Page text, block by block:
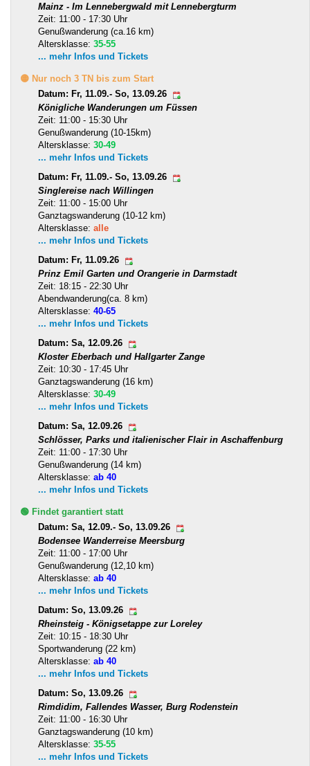
Mainz - Im Lennebergwald mit Lennebergturm
Zeit: 11:00 - 17:30 Uhr
Genußwanderung (ca.16 km)
Altersklasse: 35-55
... mehr Infos und Tickets
🟡 Nur noch 3 TN bis zum Start
Datum: Fr, 11.09.- So, 13.09.26
Königliche Wanderungen um Füssen
Zeit: 11:00 - 15:30 Uhr
Genußwanderung (10-15km)
Altersklasse: 30-49
... mehr Infos und Tickets
Datum: Fr, 11.09.- So, 13.09.26
Singlereise nach Willingen
Zeit: 11:00 - 15:00 Uhr
Ganztagswanderung (10-12 km)
Altersklasse: alle
... mehr Infos und Tickets
Datum: Fr, 11.09.26
Prinz Emil Garten und Orangerie in Darmstadt
Zeit: 18:15 - 22:30 Uhr
Abendwanderung(ca. 8 km)
Altersklasse: 40-65
... mehr Infos und Tickets
Datum: Sa, 12.09.26
Kloster Eberbach und Hallgarter Zange
Zeit: 10:30 - 17:45 Uhr
Ganztagswanderung (16 km)
Altersklasse: 30-49
... mehr Infos und Tickets
Datum: Sa, 12.09.26
Schlösser, Parks und italienischer Flair in Aschaffenburg
Zeit: 11:00 - 17:30 Uhr
Genußwanderung (14 km)
Altersklasse: ab 40
... mehr Infos und Tickets
🟢 Findet garantiert statt
Datum: Sa, 12.09.- So, 13.09.26
Bodensee Wanderreise Meersburg
Zeit: 11:00 - 17:00 Uhr
Genußwanderung (12,10 km)
Altersklasse: ab 40
... mehr Infos und Tickets
Datum: So, 13.09.26
Rheinsteig - Königsetappe zur Loreley
Zeit: 10:15 - 18:30 Uhr
Sportwanderung (22 km)
Altersklasse: ab 40
... mehr Infos und Tickets
Datum: So, 13.09.26
Rimdidim, Fallendes Wasser, Burg Rodenstein
Zeit: 11:00 - 16:30 Uhr
Ganztagswanderung (10 km)
Altersklasse: 35-55
... mehr Infos und Tickets